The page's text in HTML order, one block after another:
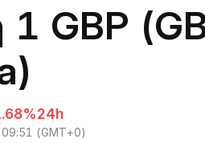
GBP
24h
(GMT+0)